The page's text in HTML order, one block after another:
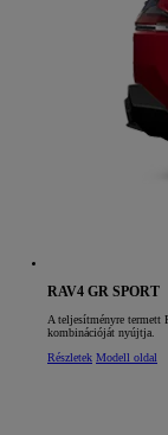
RAV4 GR SPORT
A teljesítményre termett
kombinációját nyújtja.
Részletek Modell oldal